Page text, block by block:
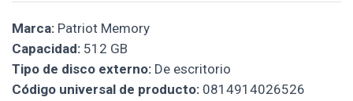
Marca: Patriot Memory
Capacidad: 512 GB
Tipo de disco externo: De escritorio
Código universal de producto: 0814914026526